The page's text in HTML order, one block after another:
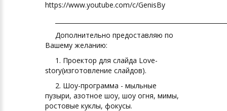
https://www.youtube.com/c/GenisBy
Дополнительно предоставляю по
Вашему желанию:
1. Проектор для слайда Love-
story(изготовление слайдов).
2. Шоу-программа - мыльные
пузыри, азотное шоу, шоу огня, мимы,
ростовые куклы, фокусы.